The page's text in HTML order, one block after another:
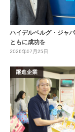
ハイデルベルグ・ジャ
ともに成功を
2026年07月25日
躍進企業